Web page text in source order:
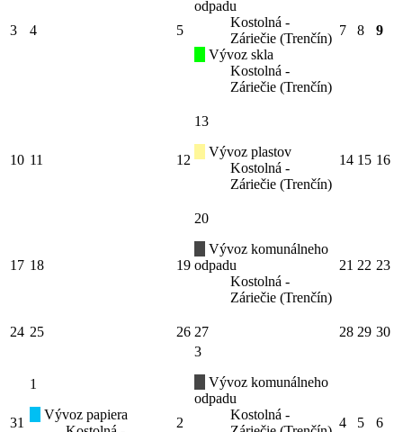
3 4 5
odpadu
Kostolná -
Záriečie (Trenčín)
Vývoz skla
Kostolná -
Záriečie (Trenčín)
7 8 9
10 11 12
13
Vývoz plastov
Kostolná -
Záriečie (Trenčín)
14 15 16
17 18 19
20
Vývoz komunálneho
odpadu
Kostolná -
Záriečie (Trenčín)
21 22 23
24 25 26 27 28 29 30
31
1
Vývoz papiera
2
3
Vývoz komunálneho
odpadu
Kostolná -
4 5 6